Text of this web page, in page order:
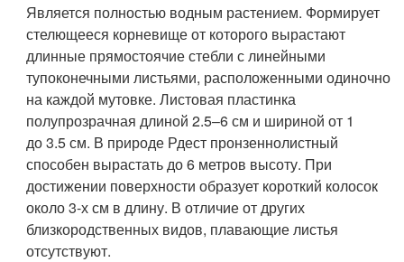
Является полностью водным растением. Формирует
стелющееся корневище от которого вырастают
длинные прямостоячие стебли с линейными
тупоконечными листьями, расположенными одиночно
на каждой мутовке. Листовая пластинка
полупрозрачная длиной 2.5–6 см и шириной от 1
до 3.5 см. В природе Рдест пронзеннолистный
способен вырастать до 6 метров высоту. При
достижении поверхности образует короткий колосок
около 3-х см в длину. В отличие от других
близкородственных видов, плавающие листья
отсутствуют.